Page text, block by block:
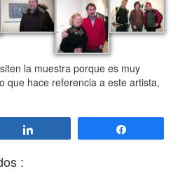
la muestra porque es muy
que hace referencia a este artista,
: